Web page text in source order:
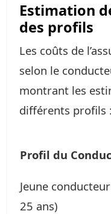
Estimation
des profils
Les coûts de
selon le
montrant les
différents profils :
Profil du
Jeune
25 ans)